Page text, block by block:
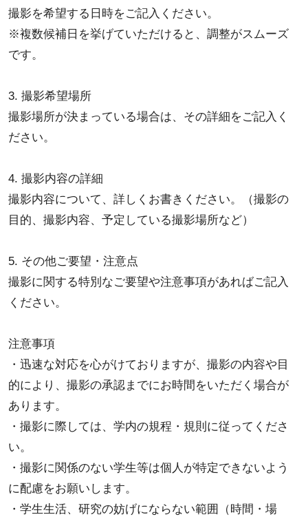
撮影を希望する日時をご記入ください。
※複数候補日を挙げていただけると、調整がスムーズ
です。
3. 撮影希望場所
撮影場所が決まっている場合は、その詳細をご記入く
ださい。
4. 撮影内容の詳細
撮影内容について、詳しくお書きください。（撮影の
目的、撮影内容、予定している撮影場所など）
5. その他ご要望・注意点
撮影に関する特別なご要望や注意事項があればご記入
ください。
注意事項
・迅速な対応を心がけておりますが、撮影の内容や目
的により、撮影の承認までにお時間をいただく場合が
あります。
・撮影に際しては、学内の規程・規則に従ってくださ
い。
・撮影に関係のない学生等は個人が特定できないよう
に配慮をお願いします。
・学生生活、研究の妨げにならない範囲（時間・場